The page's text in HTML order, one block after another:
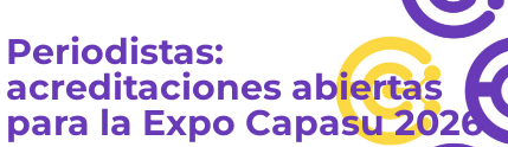
Periodistas:
acreditaciones abiertas
para la Expo Capasu 2026